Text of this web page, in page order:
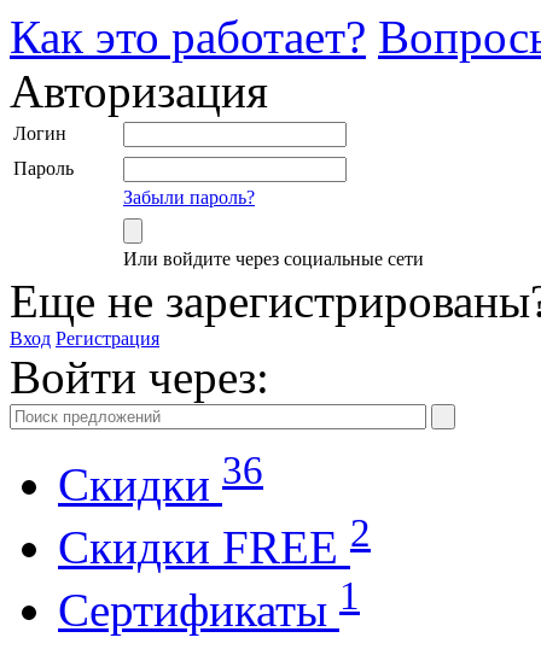
Как это работает?
Авторизация
Логин
Пароль
Забыли пароль?
Или войдите через социальные сети
Еще не
Вход Регистрация
Войти через:
Скидки 36
Cкидки FREE 2
Cертификаты 1